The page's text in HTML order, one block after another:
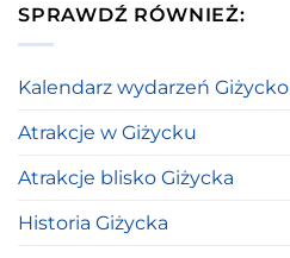
SPRAWDŹ RÓWNIEŻ:
Kalendarz wydarzeń Giżycko
Atrakcje w Giżycku
Atrakcje blisko Giżycka
Historia Giżycka